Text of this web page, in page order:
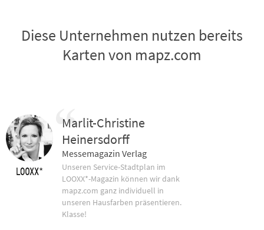
Diese Unternehmen nutzen bereits
Karten von mapz.com
Marlit-Christine
Heinersdorff
Messemagazin Verlag
Unseren Service-Stadtplan im
LOOXX*-Magazin können wir dank
mapz.com ganz individuell in
unseren Hausfarben präsentieren.
Klasse!